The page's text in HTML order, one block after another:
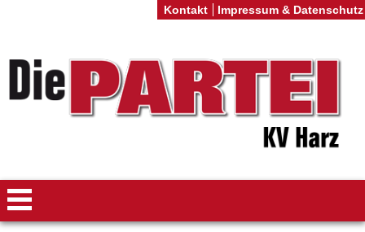
Kontakt Impressum & Datenschutz